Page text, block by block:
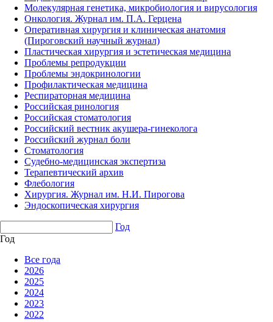
Молекулярная генетика, микробиология и вирусология
Онкология. Журнал им. П.А. Герцена
Оперативная хирургия и клиническая анатомия
(Пироговский научный журнал)
Пластическая хирургия и эстетическая медицина
Проблемы репродукции
Проблемы эндокринологии
Профилактическая медицина
Респираторная медицина
Российская ринология
Российская стоматология
Российский вестник акушера-гинеколога
Российский журнал боли
Стоматология
Судебно-медицинская экспертиза
Терапевтический архив
Флебология
Хирургия. Журнал им. Н.И. Пирогова
Эндоскопическая хирургия
Год
Год
Все года
2026
2025
2024
2023
2022